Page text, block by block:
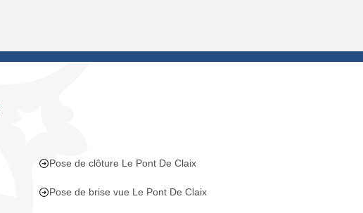
Pose de clôture Le Pont De Claix
Pose de brise vue Le Pont De Claix